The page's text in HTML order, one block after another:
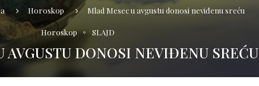
Horoskop Mlad Mesec u avgustu donosi neviđenu sreću
Horoskop SLAJD
AVGUSTU DONOSI NEVIĐENU SREĆU